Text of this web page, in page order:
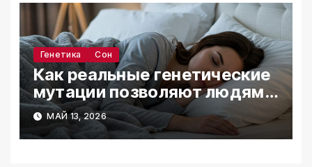
Генетика Сон
Как реальные генетические
мутации позволяют людям
спать по четыре часа и
оставаться бодрыми
МАЙ 13, 2026